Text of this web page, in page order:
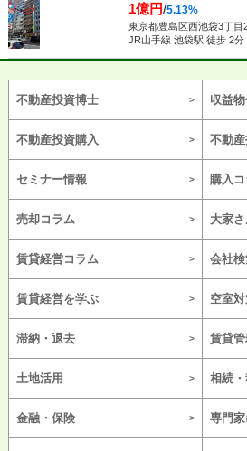
1億円/5.13%
東京都豊島区西池袋3丁目
JR山手線 池袋駅 徒歩 2分
不動産投資博士 収益
不動産投資購入 不動
セミナー情報 購入
売却コラム 大家
賃貸経営コラム 会社
賃貸経営を学ぶ 空室
滞納・退去 賃貸
土地活用 相続
金融・保険 専門